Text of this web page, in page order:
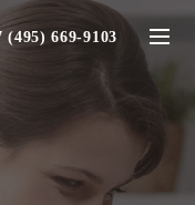
(495) 669-9103